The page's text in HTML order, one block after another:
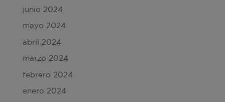
junio 2024
mayo 2024
abril 2024
marzo 2024
febrero 2024
enero 2024